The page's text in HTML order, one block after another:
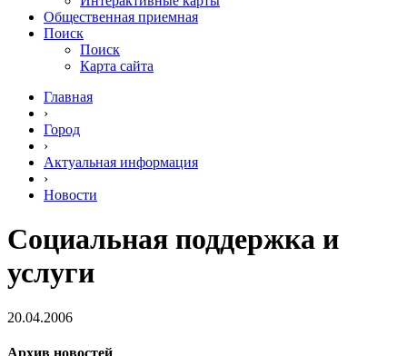
Общественная приемная
Поиск
Поиск
Карта сайта
Главная
›
Город
›
Актуальная информация
›
Новости
Социальная поддержка и
услуги
20.04.2006